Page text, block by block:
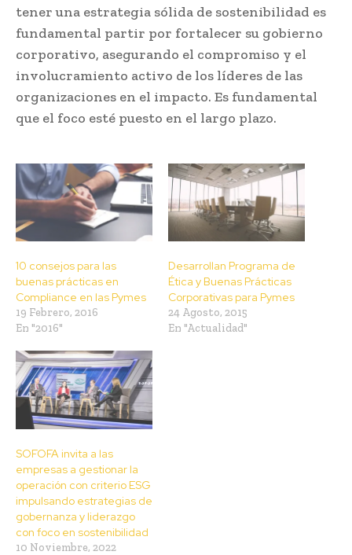
tener una estrategia sólida de sostenibilidad es
fundamental partir por fortalecer su gobierno
corporativo, asegurando el compromiso y el
involucramiento activo de los líderes de las
organizaciones en el impacto. Es fundamental
que el foco esté puesto en el largo plazo.
10 consejos para las
buenas prácticas en
Compliance en las Pymes
19 Febrero, 2016
En "2016"
Desarrollan Programa de
Ética y Buenas Prácticas
Corporativas para Pymes
24 Agosto, 2015
En "Actualidad"
SOFOFA invita a las
empresas a gestionar la
operación con criterio ESG
impulsando estrategias de
gobernanza y liderazgo
con foco en sostenibilidad
10 Noviembre, 2022